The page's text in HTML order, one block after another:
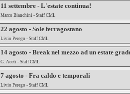
11 settembre - L'estate continua!
Marco Bianchini - Staff CML
22 agosto - Sole ferragostano
Livio Perego - Staff CML
14 agosto - Break nel mezzo ad un estate
G. Aceti - Staff CML
7 agosto - Fra caldo e temporali
Livio Perego - Staff CML